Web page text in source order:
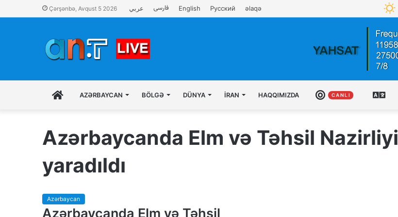
Çərşənbə, Avqust 5 2026 عربي فارسی English Русский əlaqə
İLK AZƏRBAYCAN BÖLGƏ DÜNYA İRAN HAQQIMIZDA CANLI
C A N L I
Azərbaycanda Elm və Təhsil Nazirliyi
yaradıldı
Azərbaycan
Azərbaycanda Elm və Təhsil